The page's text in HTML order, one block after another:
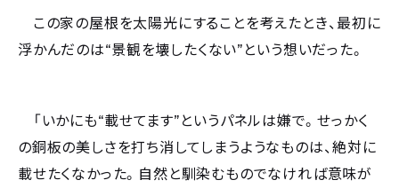
この家の屋根を太陽光にすることを考えたとき、最初に
浮かんだのは“景観を壊したくない”という想いだった。
「いかにも“載せてます”というパネルは嫌で。せっかく
の銅板の美しさを打ち消してしまうようなものは、絶対に
載せたくなかった。自然と馴染むものでなければ意味が